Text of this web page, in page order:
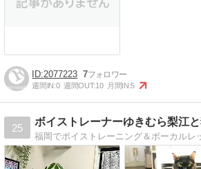
2077223 7
週間IN:0 週間OUT:10 月間IN:5
25
ボイストレーナーゆきむら梨江